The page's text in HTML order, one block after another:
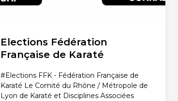
Elections Fédération
Française de Karaté
#Elections FFK - Fédération Française de
Karaté Le Comité du Rhône / Métropole de
Lyon de Karaté et Disciplines Associées